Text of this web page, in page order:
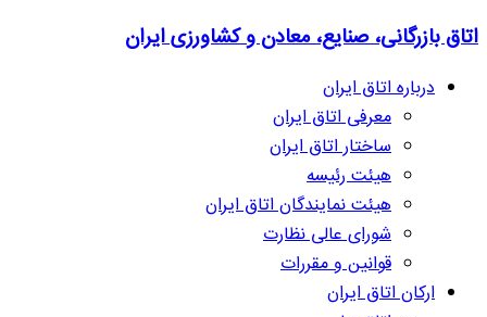
اتاق بازرگانی، صنایع، معادن و کشاورزی ایران
درباره اتاق ایران
معرفی اتاق ایران
ساختار اتاق ایران
هیئت رئیسه
هیئت نمایندگان اتاق ایران
شورای عالی نظارت
قوانین و مقررات
ارکان اتاق ایران